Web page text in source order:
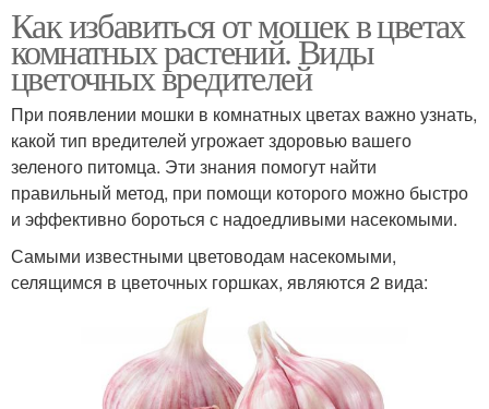
Как избавиться от мошек в цветах
комнатных растений. Виды
цветочных вредителей
При появлении мошки в комнатных цветах важно узнать,
какой тип вредителей угрожает здоровью вашего
зеленого питомца. Эти знания помогут найти
правильный метод, при помощи которого можно быстро
и эффективно бороться с надоедливыми насекомыми.
Самыми известными цветоводам насекомыми,
селящимся в цветочных горшках, являются 2 вида: